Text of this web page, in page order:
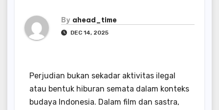
By ahead_time
DEC 14, 2025
Perjudian bukan sekadar aktivitas ilegal
atau bentuk hiburan semata dalam konteks
budaya Indonesia. Dalam film dan sastra,